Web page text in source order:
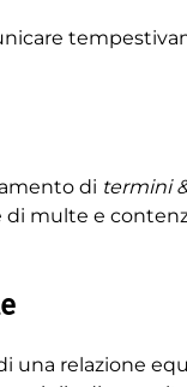
di termini
multe e
relazione